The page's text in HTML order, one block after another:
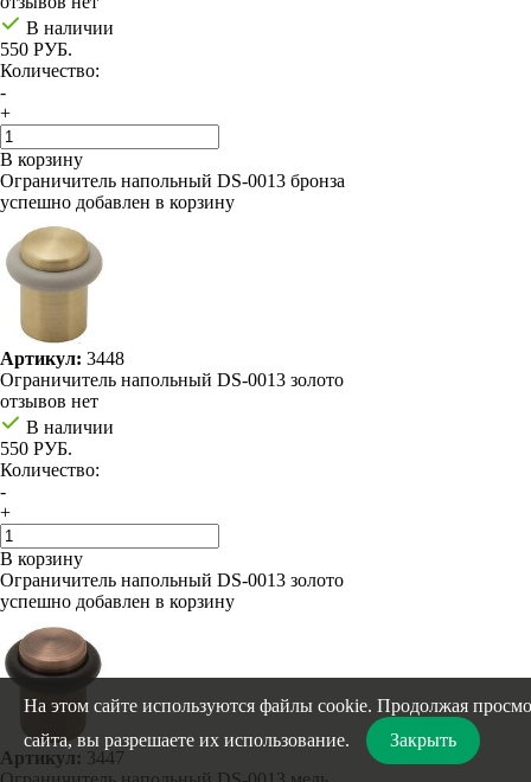
В наличии
550 РУБ.
Количество:
-
+
В корзину
Ограничитель напольный DS-0013 бронза
успешно добавлен в корзину
Артикул: 3448
Ограничитель напольный DS-0013 золото
отзывов нет
В наличии
550 РУБ.
Количество:
-
+
В корзину
Ограничитель напольный DS-0013 золото
успешно добавлен в корзину
Артикул: 3447
На этом сайте используются файлы cookie. Продолжая
сайта, вы разрешаете их использование.
Закрыть